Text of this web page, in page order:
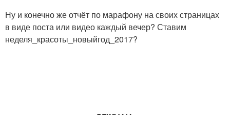
Ну и конечно же отчёт по марафону на своих страницах
в виде поста или видео каждый вечер? Ставим
неделя_красоты_новыйгод_2017?